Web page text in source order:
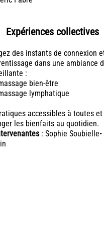
collectives
des instants de connexion
dans une ambiance
:
bien-être
lymphatique
accessibles à toutes
les bienfaits au quotidien.
: Sophie Soubielle•